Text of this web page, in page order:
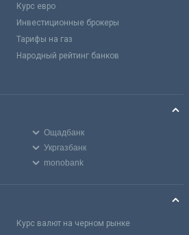
Курс евро
Инвестиционные брокеры
Тарифы на газ
Народный рейтинг банков
Ощадбанк
Укргазбанк
monobank
Курс валют на черном рынке